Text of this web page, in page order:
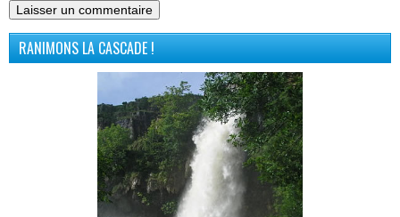
RANIMONS LA CASCADE !